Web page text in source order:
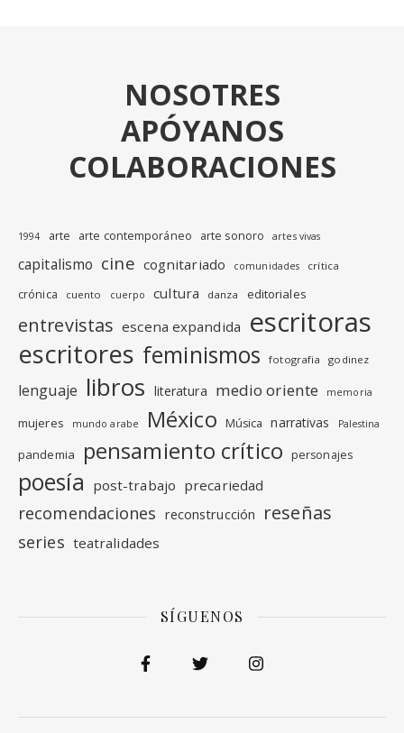
NOSOTRES
APÓYANOS
COLABORACIONES
1994 arte arte contemporáneo arte sonoro artes vivas
capitalismo cine cognitariado comunidades crítica
crónica cuento cuerpo cultura danza editoriales
entrevistas escena expandida escritoras
escritores feminismos fotografia godinez
lenguaje libros literatura medio oriente memoria
mujeres mundo arabe México Música narrativas Palestina
pandemia pensamiento crítico personajes
poesía post-trabajo precariedad
recomendaciones reconstrucción reseñas
series teatralidades
SÍGUENOS